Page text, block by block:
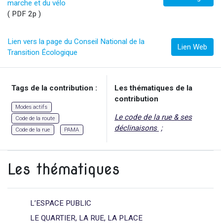
marche et du vélo
( PDF 2p )
Lien vers la page du Conseil National de la
Transition Écologique
Lien Web
Tags de la contribution :
Modes actifs
Code de la route
Code de la rue
PAMA
Les thématiques de la
contribution
Le code de la rue & ses
déclinaisons
Les thématiques
L’ESPACE PUBLIC
LE QUARTIER, LA RUE, LA PLACE